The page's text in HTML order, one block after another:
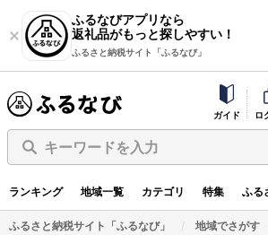
ふるなびアプリなら
返礼品がもっと探しやすい！
ふるさと納税サイト「ふるなび」
ガイド ロ
キーワードを入力
ランキング 地域一覧 カテゴリ 特集 ふる
ふるさと納税サイト「ふるなび」 地域でさがす